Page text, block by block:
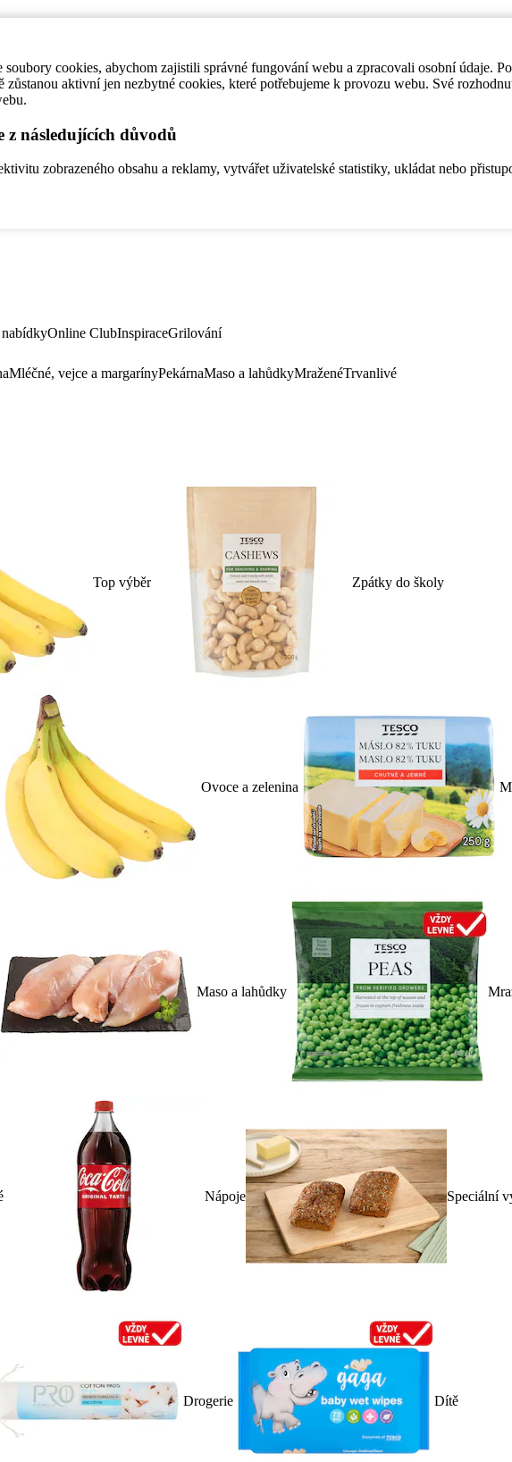
cookies, abychom zajistili správné fungování webu a zpracovali osobní údaje.
zůstanou aktivní jen nezbytné cookies, které potřebujeme k provozu webu. Své
z následujících důvodů
zobrazeného obsahu a reklamy, vytvářet uživatelské statistiky, ukládat nebo
Online ClubInspiraceGrilování
Mléčné, vejce a margarínyPekárnaMaso a lahůdkyMraženéTrvanlivé
Top výběr Zpátky do školy
Ovoce a zelenina
Maso a lahůdky
Nápoje Speciální
Drogerie Dítě